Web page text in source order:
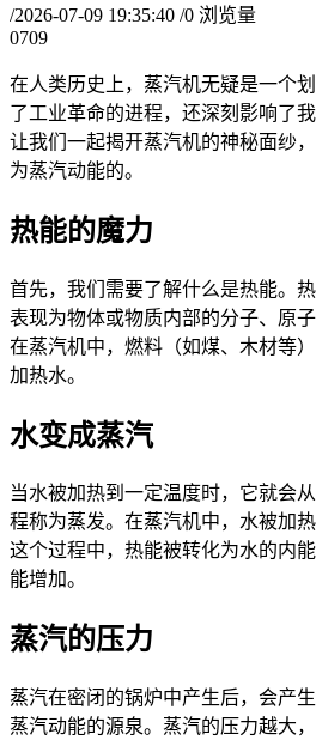
/2026-07-09 19:35:40 /0 浏览量
0709
在人类历史上，蒸汽机无疑是一个
了工业革命的进程，还深刻影响了
让我们一起揭开蒸汽机的神秘面纱
为蒸汽动能的。
热能的魔力
首先，我们需要了解什么是热能。
表现为物体或物质内部的分子、原
在蒸汽机中，燃料（如煤、木材等
加热水。
水变成蒸汽
当水被加热到一定温度时，它就会
程称为蒸发。在蒸汽机中，水被加
这个过程中，热能被转化为水的内
能增加。
蒸汽的压力
蒸汽在密闭的锅炉中产生后，会产
蒸汽动能的源泉。蒸汽的压力越大